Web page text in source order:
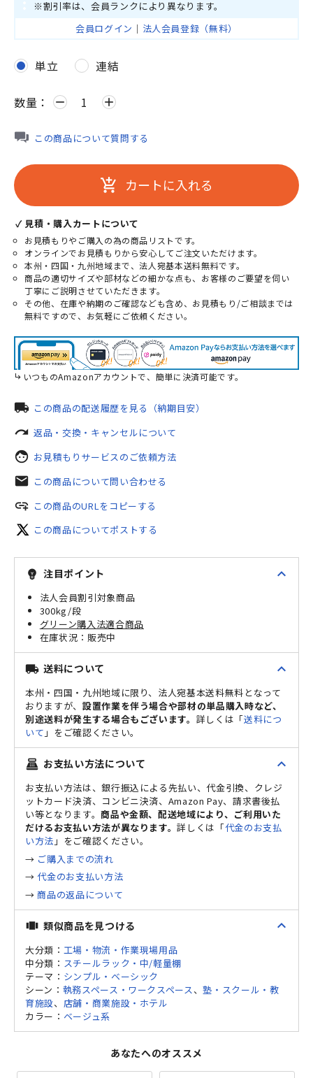
※割引率は、会員ランクにより異なります。
会員ログイン ｜ 法人会員登録（無料）
単立 連結
数量： remove add
この商品について質問する
add_shopping_cart カートに入れる
✓ 見積・購入カートについて
お見積もりやご購入の為の商品リストです。
オンラインでお見積もりから安心してご注文いただけます。
本州・四国・九州地域まで、法人宛基本送料無料です。
商品の適切サイズや部材などの細かな点も、お客様のご要望を伺い
丁寧にご説明させていただきます。
その他、在庫や納期のご確認なども含め、お見積もり/ご相談までは
無料ですので、お気軽にご依頼ください。
いつものAmazonアカウントで、簡単に決済可能です。
local_shipping この商品の配送履歴を見る（納期目安）
redo 返品・交換・キャンセルについて
face お見積もりサービスのご依頼方法
mail この商品について問い合わせる
add_link この商品のURLをコピーする
この商品についてポストする
emoji_objects 注目ポイント expand_less
法人会員割引対象商品
300kg/段
グリーン購入法適合商品
販売中
local_shipping 送料について expand_less
本州・四国・九州地域に限り、法人宛基本送料無料となって
おりますが、 設置作業を伴う場合や部材の単品購入時など、
別途送料が発生する場合もございます。 詳しくは「送料につ
いて 」をご確認ください。
point_of_sale お支払い方法について expand_less
お支払い方法は、銀行振込による先払い、代金引換、クレジ
ットカード決済、コンビニ決済、Amazon Pay、請求書後払
い等となります。商品や金額、配送地域により、ご利用いた
だけるお支払い方法が異なります。詳しくは「代金のお支払
い方法 」をご確認ください。
→ ご購入までの流れ
→代金のお支払い方法
→ 商品の返品について
view_carousel 類似商品を見つける expand_less
大分類： 工場・物流・作業現場用品
中分類： スチールラック・中/軽量棚
テーマ： シンプル・ベーシック
シーン： 執務スペース・ワークスペース 、塾・スクール・教
育施設、 店舗・商業施設・ホテル
カラー： ベージュ系
あなたへのオススメ